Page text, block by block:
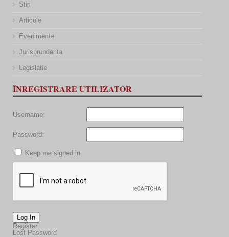
Stiri
Articole
Evenimente
Jurisprundenta
Legislatie
ÎNREGISTRARE UTILIZATOR
Username:
Password:
Keep me signed in
Log In
Register
Lost Password